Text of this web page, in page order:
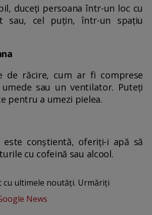
duceți persoana într-un loc cu
sau, cel puțin, într-un spațiu
de răcire, cum ar fi comprese
sau un ventilator. Puteți
pentru a umezi pielea.
este conștientă, oferiți-i apă să
cu cofeină sau alcool.
ultimele noutăți. Urmăriți
News